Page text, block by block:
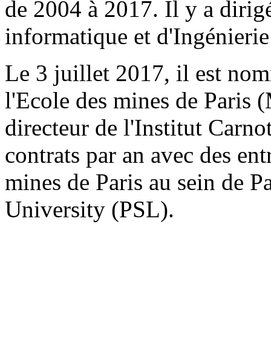
de 2004 à 2017. Il y a
informatique et
Le 3 juillet 2017, il est
l'Ecole des mines de Paris
directeur de l'Institut
contrats par an avec des
mines de Paris au sein de
University (PSL).